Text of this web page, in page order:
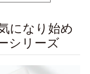
になり始め
シリーズ